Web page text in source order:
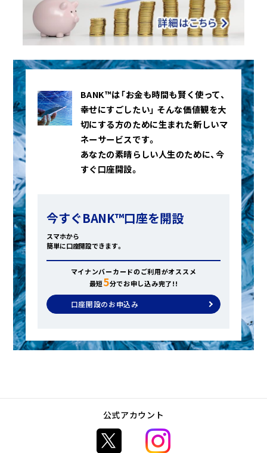
BANK™は「お金も時間も賢く使って、
幸せにすごしたい」 そんな価値観を大
切にする方のために生まれた新しいマ
ネーサービスです。
あなたの素晴らしい人生のために、今
すぐ口座開設。
今すぐBANK™口座を開設
スマホから
簡単に口座開設できます。
マイナンバーカードのご利用がオススメ
最短5分でお申し込み完了!!
口座開設のお申込み
公式アカウント